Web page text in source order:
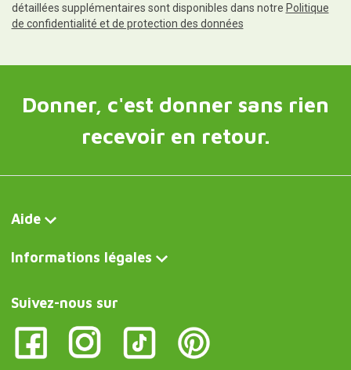
détaillées supplémentaires sont disponibles dans notre Politique
de confidentialité et de protection des données
Donner, c'est donner sans rien
recevoir en retour.
Aide
Informations légales
Suivez-nous sur